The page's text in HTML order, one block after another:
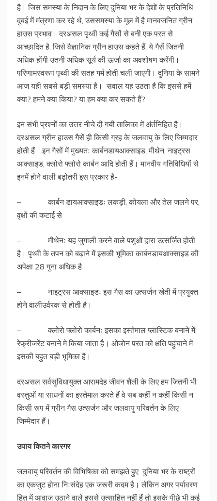
है। जिस समस्या के निदान के लिए दुनिया भर के देशों के प्रतिनिधि
दुबई में मंत्रणा कर रहे थे, उससमस्या के मूल में है मानवजनित ग्रीन
हाउस प्रभाव। दरअसल पृथ्वी कई गैसों से बनी एक परत से
आच्छादित है, जिसे वैज्ञानिक ग्रीन हाउस कहते हैं, ये गैसें जितनी
अधिक होंगी उतनी अधिक सूर्य की ऊर्जा का अवशोषण करेंगी।
परिणामस्वरूप पृथ्वी की सतह गर्म होती चली जाएगी। दुनिया के सामने
आज यही सबसे बड़ी समस्या है। सवाल यह उठता है कि इससे हमें
क्या? हमने क्या किया? या हम क्या कर सकते हैं?
इन सभी प्रश्नों का उत्तर नीचे दी गयी तालिका में अंर्तनिहित है।
दरअसल ग्रीन हाउस गैसें ही किसी ग्रह के जलवायु के लिए जिम्मदार
होती हैं। इन गैसों में मुख्यतः कार्बनडायआक्साइड, मीथेन, नाइट्रस
आक्साइड, क्लोरो फ्लोरो कार्बन आदि होती हैं। मानवीय गतिविधियों से
इनमें होने वाली बढ़ोतरी इस प्रकार है-
– कार्बन डायआक्साइडः लकड़ी, कोयला और तेल जलने पर,
वृक्षों की कटाई से
– मीथेनः यह जुगाली करने वाले पशुओं द्वारा उत्सर्जित होती
है। पृथ्वी के तपन को बढ़ाने में इसकी भूमिका कार्बनडायआक्साइड की
अपेक्षा 28 गुना अधिक है।
– नाइट्रस आक्साइडः इस गैस का उत्सर्जन खेती में प्रयुक्त
होने वालीउर्वरक से होती है।
– क्लोरो फ्लोरो कार्बनः इसका इस्तेमाल प्लास्टिक बनाने में,
रेफ्रीजरेंट बनाने मे किया जाता है। ओजोन परत को क्षति पहुंचाने में
इसकी बहुत बड़ी भूमिका है।
दरअसल सर्वसुविधायुक्त आरामदेह जीवन शैली के लिए हम जितनी भी
वस्तुओं या साधनों का इस्तेमाल करते हैं वे सब कहीं न कहीं किसी न
किसी रूप में ग्रीन गैस उत्सर्जन और जलवायु परिवर्तन के लिए
जिम्मेदार हैं।
उपाय कितने कारगर
जलवायु परिवर्तन की विभिषिका को समझते हुए दुनिया भर के राष्ट्रों
का एकजुट होना निःसंदेह एक जरूरी कदम है। लेकिन अगर पर्यावरण
हित में आवाज उठाने वाले इससे उत्साहित नहीं हैं तो इसके पीछे भी कई